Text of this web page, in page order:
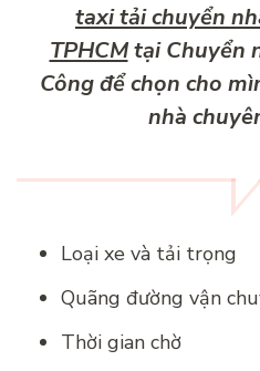
taxi tải chuyển
TPHCMtại Chuyển
Công để chọn cho
nhà
Loại xe và tải trọng
Quãng đường vận
Thời gian chờ